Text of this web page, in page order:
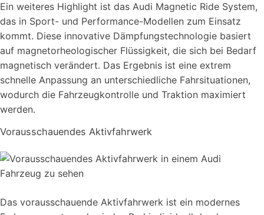
Ein weiteres Highlight ist das Audi Magnetic Ride System,
das in Sport- und Performance-Modellen zum Einsatz
kommt. Diese innovative Dämpfungstechnologie basiert
auf magnetorheologischer Flüssigkeit, die sich bei Bedarf
magnetisch verändert. Das Ergebnis ist eine extrem
schnelle Anpassung an unterschiedliche Fahrsituationen,
wodurch die Fahrzeugkontrolle und Traktion maximiert
werden.
Vorausschauendes Aktivfahrwerk
Das vorausschauende Aktivfahrwerk ist ein modernes